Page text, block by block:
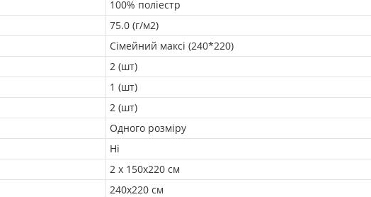
100% поліестр
75.0 (г/м2)
Сімейний максі (240*220)
2 (шт)
1 (шт)
2 (шт)
Одного розміру
Ні
2 х 150х220 см
240х220 см